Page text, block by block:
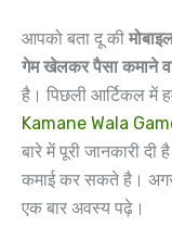
आपको बता दू की
गेम खेलकर पैसा कमाने
है। पिछली आर्टिकल में
Kamane Wala
बारे में पूरी जानकारी
कमाई कर सकते है।
एक बार अवस्य पढ़े।